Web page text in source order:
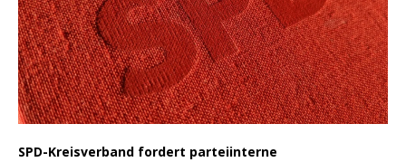
SPD-Kreisverband fordert parteiinterne